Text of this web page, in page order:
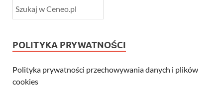
POLITYKA PRYWATNOŚCI
Polityka prywatności przechowywania danych i plików
cookies